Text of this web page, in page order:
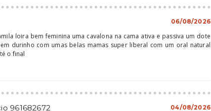
06/08/2026
loira bem feminina uma cavalona na cama ativa e passiva um dote
durinho com umas belas mamas super liberal com um oral natural
o final
961682672 04/08/2026